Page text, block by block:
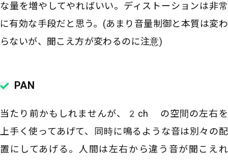
な量を増やしてやればいい。ディストーションは非常
に有効な手段だと思う。(あまり音量制御と本質は変わ
らないが、聞こえ方が変わるのに注意)
PAN
当たり前かもしれませんが、2ch の空間の左右を
上手く使ってあげて、同時に鳴るような音は別々の配
置にしてあげる。人間は左右から違う音が聞こえれ